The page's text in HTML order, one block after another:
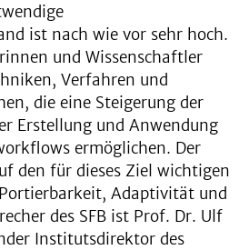
ist nach wie vor sehr hoch.
und Wissenschaftler
Verfahren und
die eine Steigerung der
Erstellung und Anwendung
ermöglichen. Der
den für dieses Ziel wichtigen
Adaptivität und
des SFB ist Prof. Dr. Ulf
Institutsdirektor des